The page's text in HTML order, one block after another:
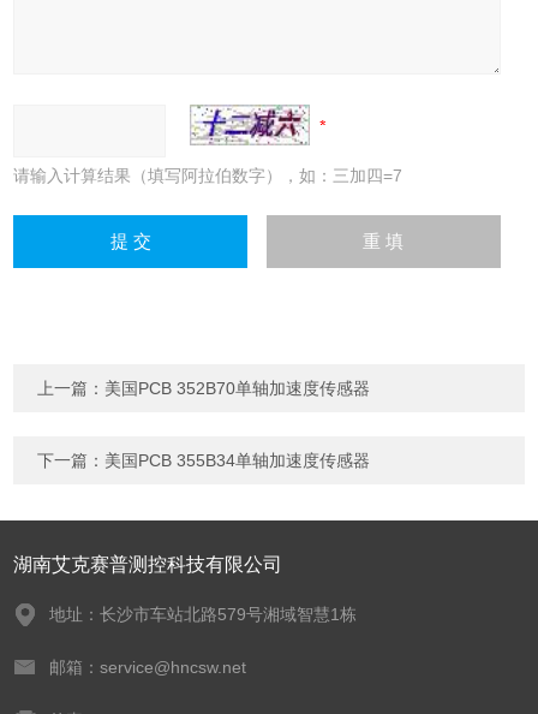
请输入计算结果（填写阿拉伯数字），如：三加四=7
上一篇： 美国PCB 352B70单轴加速度传感器
下一篇： 美国PCB 355B34单轴加速度传感器
湖南艾克赛普测控科技有限公司
地址：长沙市车站北路579号湘域智慧1栋
邮箱：service@hncsw.net